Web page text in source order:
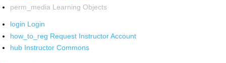
perm_media Learning Objects
login Login
how_to_reg Request Instructor Account
hub Instructor Commons